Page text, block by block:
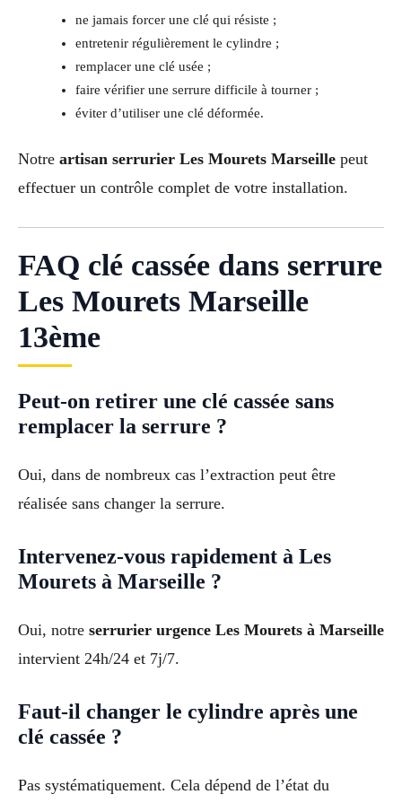
ne jamais forcer une clé qui résiste ;
entretenir régulièrement le cylindre ;
remplacer une clé usée ;
faire vérifier une serrure difficile à tourner ;
éviter d’utiliser une clé déformée.
Notre artisan serrurier Les Mourets Marseille peut
effectuer un contrôle complet de votre installation.
FAQ clé cassée dans serrure
Les Mourets Marseille
13ème
Peut-on retirer une clé cassée sans
remplacer la serrure ?
Oui, dans de nombreux cas l’extraction peut être
réalisée sans changer la serrure.
Intervenez-vous rapidement à Les
Mourets à Marseille ?
Oui, notre serrurier urgence Les Mourets à Marseille
intervient 24h/24 et 7j/7.
Faut-il changer le cylindre après une
clé cassée ?
Pas systématiquement. Cela dépend de l’état du